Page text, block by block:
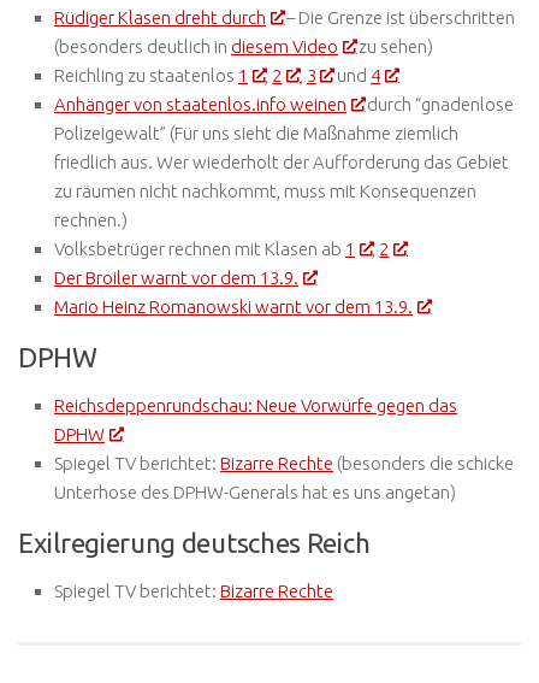
Rüdiger Klasen dreht durch
– Die Grenze ist überschritten
(besonders deutlich in diesem Video
zu sehen)
Reichling zu staatenlos 1 , 2 , 3 und 4
Anhänger von staatenlos.info weinen
durch “gnadenlose
Polizeigewalt” (Für uns sieht die Maßnahme ziemlich
friedlich aus. Wer wiederholt der Aufforderung das Gebiet
zu räumen nicht nachkommt, muss mit Konsequenzen
rechnen.)
Volksbetrüger rechnen mit Klasen ab 1 , 2
Der Broiler warnt vor dem 13.9.
Mario Heinz Romanowski warnt vor dem 13.9.
DPHW
Reichsdeppenrundschau: Neue Vorwürfe gegen das
DPHW
Spiegel TV berichtet: Bizarre Rechte (besonders die schicke
Unterhose des DPHW-Generals hat es uns angetan)
Exilregierung deutsches Reich
Spiegel TV berichtet: Bizarre Rechte